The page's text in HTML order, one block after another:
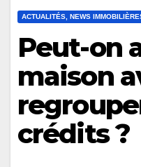
ACTUALITÉS, NEWS
Peut-on
maison
crédits ?